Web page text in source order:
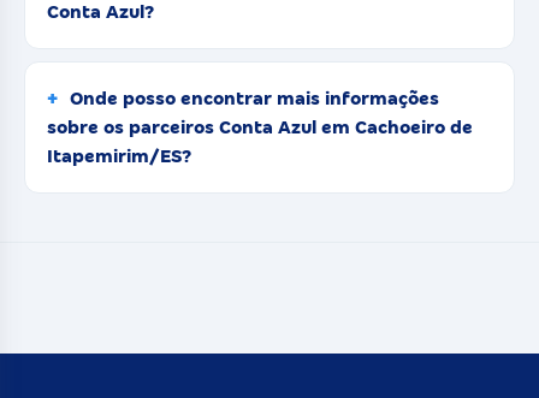
Conta Azul?
Onde posso encontrar mais informações
sobre os parceiros Conta Azul em Cachoeiro de
Itapemirim/ES?